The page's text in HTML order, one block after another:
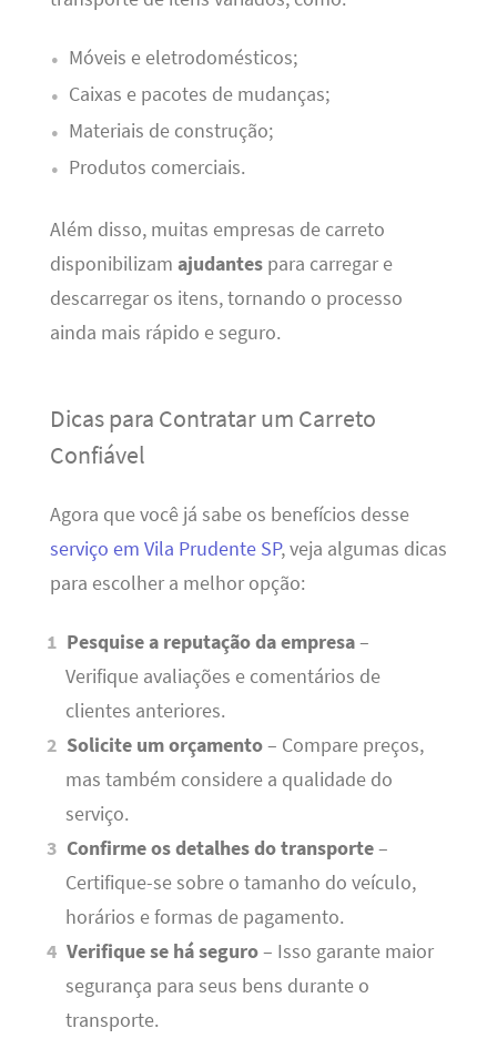
Móveis e eletrodomésticos;
Caixas e pacotes de mudanças;
Materiais de construção;
Produtos comerciais.
Além disso, muitas empresas de carreto
disponibilizam ajudantespara carregar e
descarregar os itens, tornando o processo
ainda mais rápido e seguro.
Dicas para Contratar um Carreto
Confiável
Agora que você já sabe os benefícios desse
serviço em Vila Prudente SP, veja algumas dicas
para escolher a melhor opção:
Pesquise a reputação da empresa–
Verifique avaliações e comentários de
clientes anteriores.
Solicite um orçamento– Compare preços,
mas também considere a qualidade do
serviço.
Confirme os detalhes do transporte–
Certifique-se sobre o tamanho do veículo,
horários e formas de pagamento.
Verifique se há seguro– Isso garante maior
segurança para seus bens durante o
transporte.